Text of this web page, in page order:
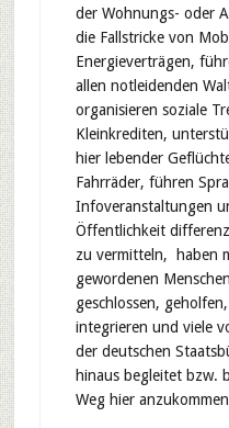
der Wohnungs- oder
die Fallstricke von
Energieverträgen,
allen notleidenden
organisieren soziale
Kleinkrediten,
hier lebender
Fahrräder, führen
Infoveranstaltungen
Öffentlichkeit
zu vermitteln, haben
gewordenen
geschlossen,
integrieren und viele
der deutschen
hinaus begleitet bzw.
Weg hier